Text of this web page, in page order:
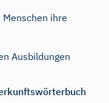
ihre
Ausbildungen